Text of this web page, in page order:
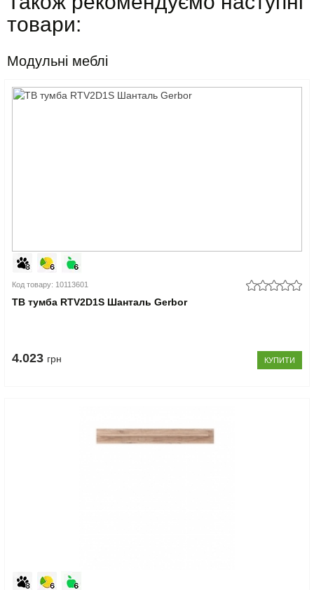
товари:
Модульні меблі
Код товару: 10113601
ТВ тумба RTV2D1S Шанталь Gerbor
4.023 грн КУПИТИ